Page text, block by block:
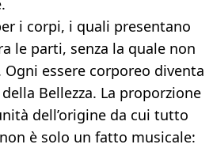
i corpi, i quali presentano
le parti, senza la quale non
essere corporeo diventa
Bellezza. La proporzione
dell’origine da cui tutto
è solo un fatto musicale: